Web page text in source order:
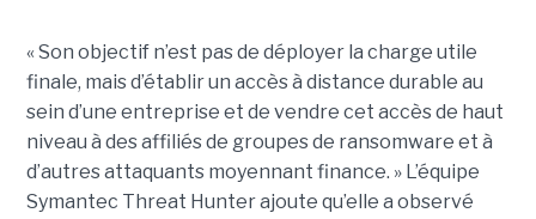
« Son objectif n’est pas de déployer la charge utile
finale, mais d’établir un accès à distance durable au
sein d’une entreprise et de vendre cet accès de haut
niveau à des affiliés de groupes de ransomware et à
d’autres attaquants moyennant finance. » L’équipe
Symantec Threat Hunter ajoute qu’elle a observé